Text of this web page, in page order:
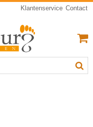
Klantenservice Contact